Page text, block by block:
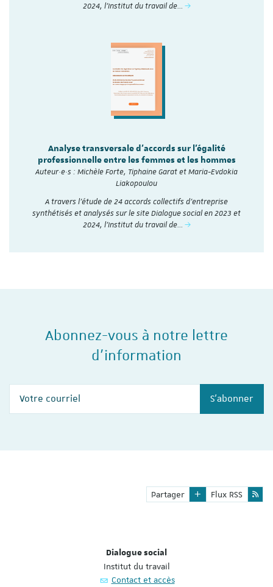
2024, l'Institut du travail de…
Analyse transversale d'accords sur l'égalité
professionnelle entre les femmes et les hommes
Auteur·e·s : Michèle Forte, Tiphaine Garat et Maria-Evdokia
Liakopoulou
A travers l’étude de 24 accords collectifs d’entreprise
synthétisés et analysés sur le site Dialogue social en 2023 et
2024, l'Institut du travail de…
Abonnez-vous à notre lettre
d'information
S'abonner
Partager Flux RSS
Dialogue social
Institut du travail
Contact et accès